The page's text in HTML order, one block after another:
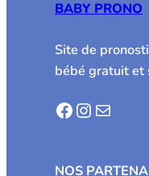
BABY PRONO
Site de
bébé gratuit et
Facebook Instagram E-mail
NOS